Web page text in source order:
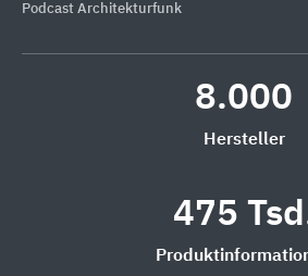
Podcast Architekturfunk
8.000
Hersteller
475